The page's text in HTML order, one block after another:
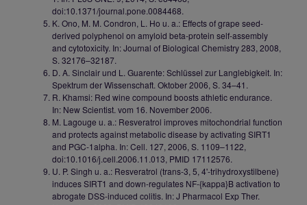
doi:10.1371/journal.pone.0084468.
K. Ono, M. M. Condron, L. Ho u. a.: Effects of grape seed-
derived polyphenol on amyloid beta-protein self-assembly
and cytotoxicity. In: Journal of Biological Chemistry 283, 2008,
S. 32176–32187.
D. A. Sinclair und L. Guarente: Schlüssel zur Langlebigkeit. In:
Spektrum der Wissenschaft. Oktober 2006, S. 34–41.
R. Khamsi: Red wine compound boosts athletic endurance.
In: New Scientist. vom 16. November 2006.
M. Lagouge u. a.: Resveratrol improves mitochondrial function
and protects against metabolic disease by activating SIRT1
and PGC-1alpha. In: Cell. 127, 2006, S. 1109–1122,
doi:10.1016/j.cell.2006.11.013, PMID 17112576.
U. P. Singh u. a.: Resveratrol (trans-3, 5, 4'-trihydroxystilbene)
induces SIRT1 and down-regulates NF-{kappa}B activation to
abrogate DSS-induced colitis. In: J Pharmacol Exp Ther.